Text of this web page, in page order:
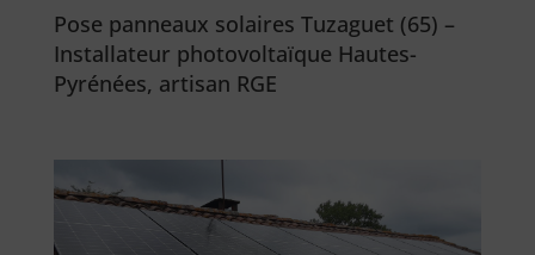
Pose panneaux solaires Tuzaguet (65) –
Installateur photovoltaïque Hautes-
Pyrénées, artisan RGE